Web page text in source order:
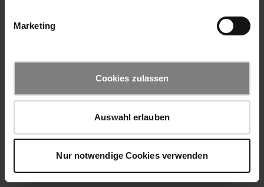
Marketing
Cookies zulassen
Auswahl erlauben
Nur notwendige Cookies verwenden